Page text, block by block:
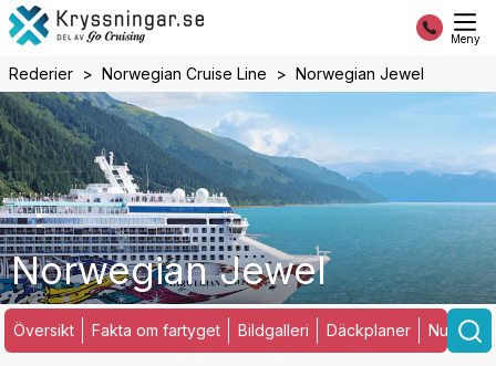
Meny
Rederier Norwegian Cruise Line Norwegian Jewel
Norwegian Jewel
Översikt Fakta om fartyget Bildgalleri Däckplaner